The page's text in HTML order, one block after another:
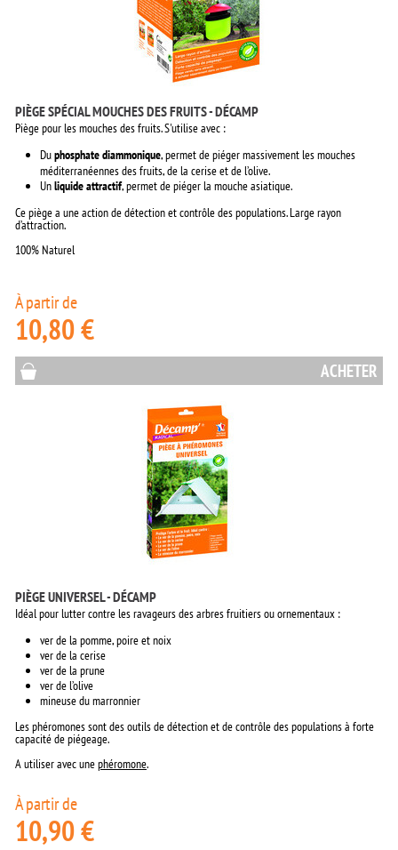
PIÈGE SPÉCIAL MOUCHES DES FRUITS - DÉCAMP
Piège pour les mouches des fruits. S'utilise avec :
Duphosphate diammonique, permet de piéger massivement les mouches
méditerranéennes des fruits, de la cerise et de l’olive.
Unliquide attractif, permet de piéger la mouche asiatique.
Ce piège a une action de détection et contrôle des populations. Large rayon
d’attraction.
100% Naturel
À partir de
10,80 €
ACHETER
PIÈGE UNIVERSEL - DÉCAMP
Idéal pour lutter contre les ravageurs des arbres fruitiers ou ornementaux :
ver de la pomme, poire et noix
ver de la cerise
ver de la prune
ver de l’olive
mineuse du marronnier
Les phéromones sont des outils de détection et de contrôle des populations à forte
capacité de piégeage.
A utiliser avec unephéromone.
À partir de
10,90 €